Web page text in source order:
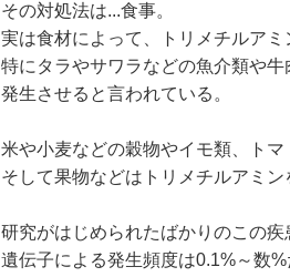
その対処法は...食事。
実は食材によって、トリメチルアミ
特にタラやサワラなどの魚介類や
発生させると言われている。
米や小麦などの穀物やイモ類、トマ
そして果物などはトリメチルアミ
研究がはじめられたばかりのこの疾
遺伝子による発生頻度は0.1%～数%